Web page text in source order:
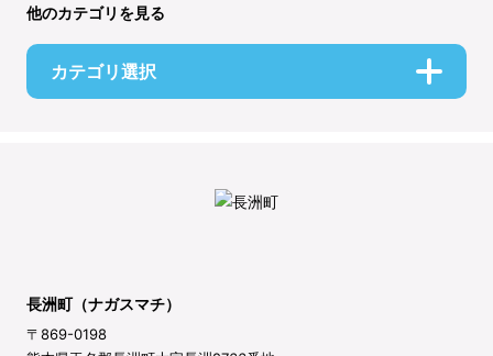
他のカテゴリを見る
カテゴリ選択
長洲町（ナガスマチ）
〒869-0198